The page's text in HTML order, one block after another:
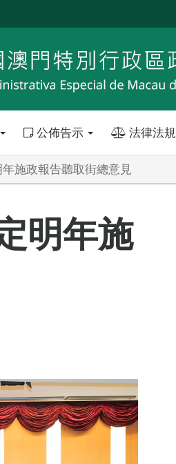
公佈告示 法律法規
施政報告聽取街總意見
明年施